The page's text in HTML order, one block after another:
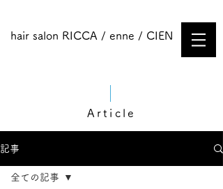
hair salon RICCA / enne / CIEN
Article
記事
全ての記事